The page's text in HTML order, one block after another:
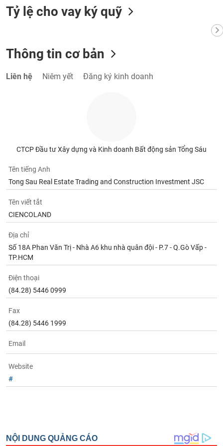
Tỷ lệ cho vay ký quỹ
Thông tin cơ bản
Liên hệ Niêm yết Đăng ký kinh doanh
CTCP Đầu tư Xây dựng và Kinh doanh Bất động sản Tổng Sáu
Tên tiếng Anh
Tong Sau Real Estate Trading and Construction Investment JSC
Tên viết tắt
CIENCOLAND
Địa chỉ
Số 18A Phan Văn Trị - Nhà A6 khu nhà quân đội - P.7 - Q.Gò Vấp -
TP.HCM
Điện thoại
(84.28) 5446 0999
Fax
(84.28) 5446 1999
Email
Website
#
TRUYỀN
TIỆN
ĐỘNG
Mã
chứng
khoán
(-)
Lãnh
đạo
(-)
Tất cả Người nội bộ
Tin
tức
(-)
Bài
viết
của
tác
Báo
cáo